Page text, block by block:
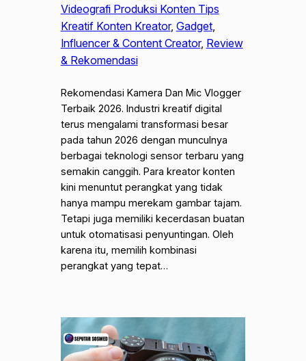
Videografi Produksi Konten Tips
Kreatif Konten Kreator, Gadget
Influencer & Content Creator, Review
& Rekomendasi
Rekomendasi Kamera Dan Mic Vlogger
Terbaik 2026. Industri kreatif digital
terus mengalami transformasi besar
pada tahun 2026 dengan munculnya
berbagai teknologi sensor terbaru yang
semakin canggih. Para kreator konten
kini menuntut perangkat yang tidak
hanya mampu merekam gambar tajam.
Tetapi juga memiliki kecerdasan buatan
untuk otomatisasi penyuntingan. Oleh
karena itu, memilih kombinasi
perangkat yang tepat…